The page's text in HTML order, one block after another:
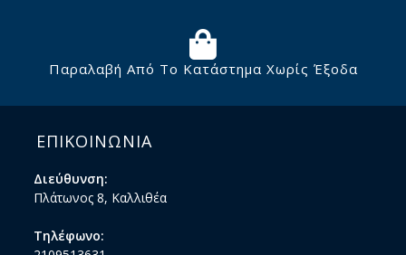
Παραλαβή Από Το Κατάστημα Χωρίς Έξοδα
ΕΠΙΚΟΙΝΩΝΙΑ
Διεύθυνση:
Πλάτωνος 8, Καλλιθέα
Τηλέφωνο: